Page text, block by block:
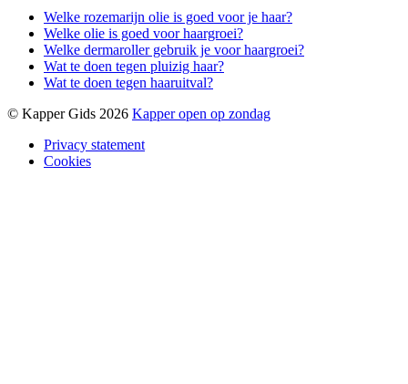
Welke rozemarijn olie is goed voor je haar?
Welke olie is goed voor haargroei?
Welke dermaroller gebruik je voor haargroei?
Wat te doen tegen pluizig haar?
Wat te doen tegen haaruitval?
© Kapper Gids 2026 Kapper open op zondag
Privacy statement
Cookies